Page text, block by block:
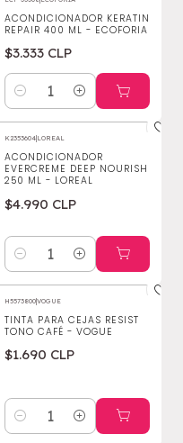
ACONDICIONADOR KERATIN
REPAIR 400 ML - ECOFORIA
$3.333 CLP
Cantidad
K2353604|LOREAL
ACONDICIONADOR
EVERCREME DEEP NOURISH
250 ML - LOREAL
$4.990 CLP
Cantidad
H5573800|VOGUE
TINTA PARA CEJAS RESIST
TONO CAFÉ - VOGUE
$1.690 CLP
Cantidad